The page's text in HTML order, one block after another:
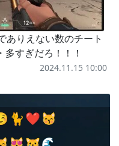
ありえない数のチート
すぎだろ！！！
2024.11.15 10:00